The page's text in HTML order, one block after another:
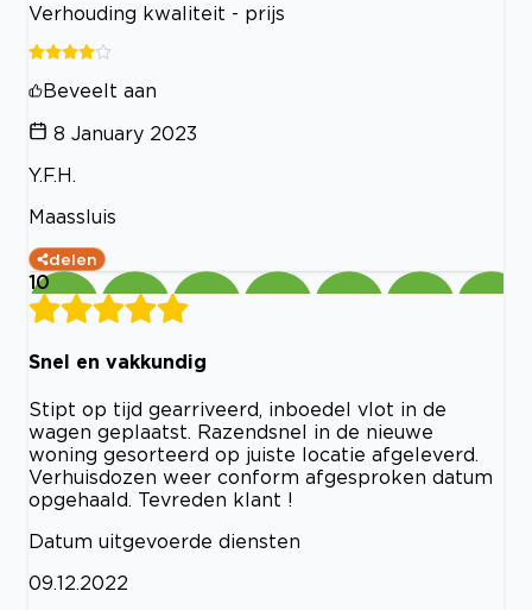
Verhouding kwaliteit - prijs
Beveelt aan
8 January 2023
Y.F.H.
Maassluis
delen
10
Snel en vakkundig
Stipt op tijd gearriveerd, inboedel vlot in de
wagen geplaatst. Razendsnel in de nieuwe
woning gesorteerd op juiste locatie afgeleverd.
Verhuisdozen weer conform afgesproken datum
opgehaald. Tevreden klant !
Datum uitgevoerde diensten
09.12.2022